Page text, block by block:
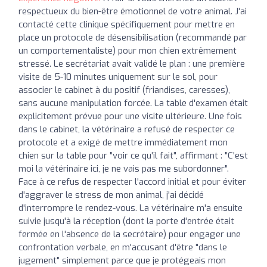
respectueux du bien-être émotionnel de votre animal. J'ai
contacté cette clinique spécifiquement pour mettre en
place un protocole de désensibilisation (recommandé par
un comportementaliste) pour mon chien extrêmement
stressé. Le secrétariat avait validé le plan : une première
visite de 5-10 minutes uniquement sur le sol, pour
associer le cabinet à du positif (friandises, caresses),
sans aucune manipulation forcée. La table d'examen était
explicitement prévue pour une visite ultérieure. Une fois
dans le cabinet, la vétérinaire a refusé de respecter ce
protocole et a exigé de mettre immédiatement mon
chien sur la table pour "voir ce qu'il fait", affirmant : "C'est
moi la vétérinaire ici, je ne vais pas me subordonner".
Face à ce refus de respecter l'accord initial et pour éviter
d'aggraver le stress de mon animal, j'ai décidé
d'interrompre le rendez-vous. La vétérinaire m'a ensuite
suivie jusqu'à la réception (dont la porte d'entrée était
fermée en l'absence de la secrétaire) pour engager une
confrontation verbale, en m'accusant d'être "dans le
jugement" simplement parce que je protégeais mon